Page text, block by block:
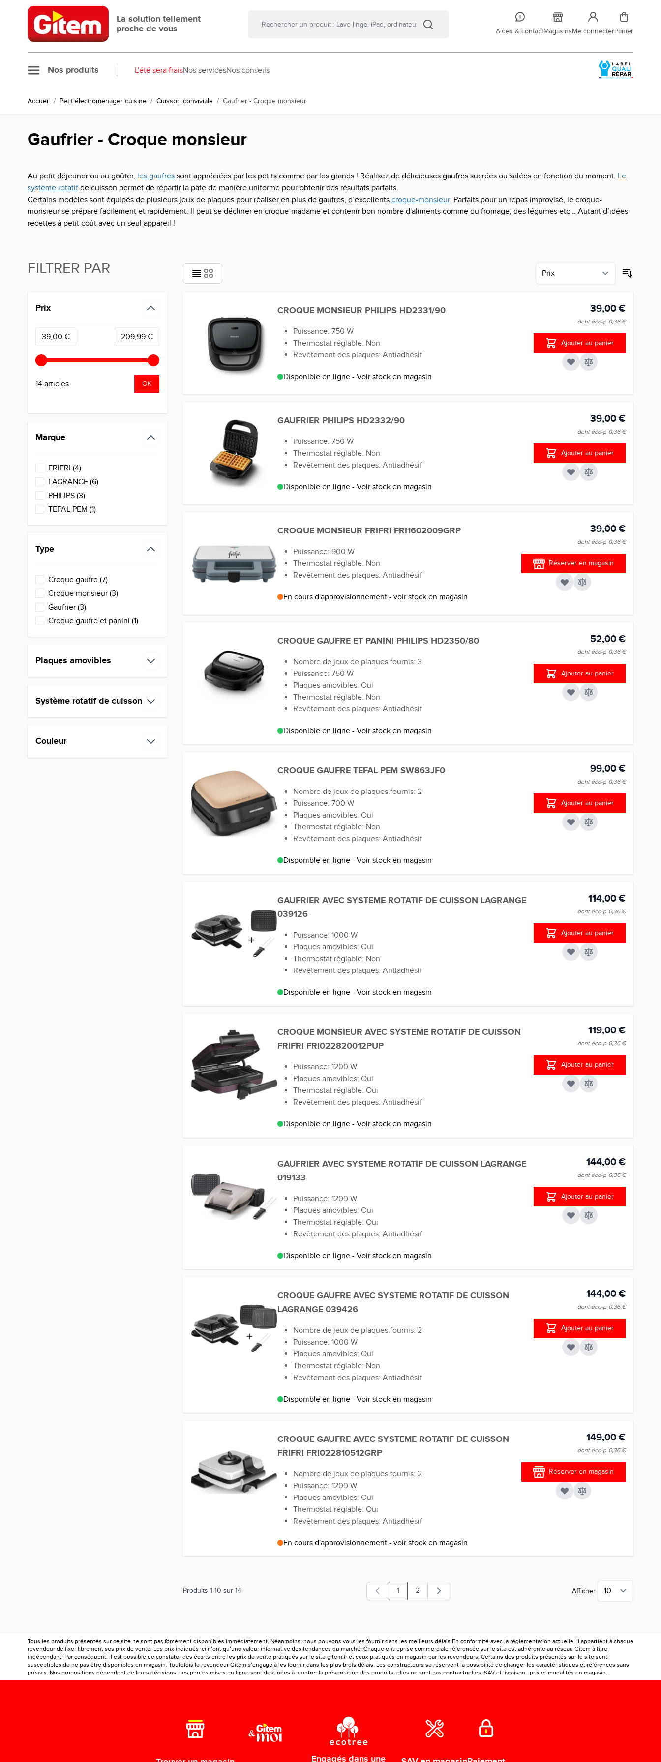
Allez au contenu
La solution tellement
proche de vous
Aides & contactMagasinsMe connecterPanier
Nos produits L'été sera fraisNos servicesNos conseils
Accueil / Petit électroménager cuisine / Cuisson conviviale / Gaufrier - Croque monsieur
Gaufrier - Croque monsieur
Au petit déjeuner ou au goûter, les gaufres sont appréciées par les petits comme par les grands ! Réalisez de délicieuses gaufres sucrées ou salées en fonction du moment. Le
système rotatifde cuisson permet de répartir la pâte de manière uniforme pour obtenir des résultats parfaits.
Certains modèles sont équipés de plusieurs jeux de plaques pour réaliser en plus de gaufres, d’excellents croque-monsieur. Parfaits pour un repas improvisé, le croque-
monsieur se prépare facilement et rapidement. Il peut se décliner en croque-madame et contenir bon nombre d'aliments comme du fromage, des légumes etc... Autant d’idées
recettes à petit coût avec un seul appareil !
FILTRER PAR
Prix
Minimum value
39,00 € Valeur maximale
209,99 €
14 articles OK
Marque
FRIFRI (4products available
)
LAGRANGE (6products available
)
PHILIPS (3products available
)
TEFAL PEM (1products available
)
Type
Croque gaufre (7products available
)
Croque monsieur (3products available
)
Gaufrier (3products available
)
Croque gaufre et panini (1products available
)
Plaques amovibles
Système rotatif de cuisson
Couleur
CROQUE MONSIEUR PHILIPS HD2331/90
Puissance: 750 W
Thermostat réglable: Non
Revêtement des plaques: Antiadhésif
Disponible en ligne - Voir stock en magasin
39,00 €
dont éco-p 0,36 €
Ajouter au panier
GAUFRIER PHILIPS HD2332/90
Puissance: 750 W
Thermostat réglable: Non
Revêtement des plaques: Antiadhésif
Disponible en ligne - Voir stock en magasin
39,00 €
dont éco-p 0,36 €
Ajouter au panier
CROQUE MONSIEUR FRIFRI FRI1602009GRP
Puissance: 900 W
Thermostat réglable: Non
Revêtement des plaques: Antiadhésif
En cours d'approvisionnement - voir stock en magasin
39,00 €
dont éco-p 0,36 €
Réserver en magasin
CROQUE GAUFRE ET PANINI PHILIPS HD2350/80
Nombre de jeux de plaques fournis: 3
Puissance: 750 W
Plaques amovibles: Oui
Thermostat réglable: Non
Revêtement des plaques: Antiadhésif
Disponible en ligne - Voir stock en magasin
52,00 €
dont éco-p 0,36 €
Ajouter au panier
CROQUE GAUFRE TEFAL PEM SW863JF0
Nombre de jeux de plaques fournis: 2
Puissance: 700 W
Plaques amovibles: Oui
Thermostat réglable: Non
Revêtement des plaques: Antiadhésif
Disponible en ligne - Voir stock en magasin
99,00 €
dont éco-p 0,36 €
Ajouter au panier
GAUFRIER AVEC SYSTEME ROTATIF DE CUISSON LAGRANGE
039126
Puissance: 1000 W
Plaques amovibles: Oui
Thermostat réglable: Non
Revêtement des plaques: Antiadhésif
Disponible en ligne - Voir stock en magasin
114,00 €
dont éco-p 0,36 €
Ajouter au panier
CROQUE MONSIEUR AVEC SYSTEME ROTATIF DE CUISSON
FRIFRI FRI022820012PUP
Puissance: 1200 W
Plaques amovibles: Oui
Thermostat réglable: Oui
Revêtement des plaques: Antiadhésif
Disponible en ligne - Voir stock en magasin
119,00 €
dont éco-p 0,36 €
Ajouter au panier
GAUFRIER AVEC SYSTEME ROTATIF DE CUISSON LAGRANGE
019133
Puissance: 1200 W
Plaques amovibles: Oui
Thermostat réglable: Oui
Revêtement des plaques: Antiadhésif
Disponible en ligne - Voir stock en magasin
144,00 €
dont éco-p 0,36 €
Ajouter au panier
CROQUE GAUFRE AVEC SYSTEME ROTATIF DE CUISSON
LAGRANGE 039426
Nombre de jeux de plaques fournis: 2
Puissance: 1000 W
Plaques amovibles: Oui
Thermostat réglable: Non
Revêtement des plaques: Antiadhésif
Disponible en ligne - Voir stock en magasin
144,00 €
dont éco-p 0,36 €
Ajouter au panier
CROQUE GAUFRE AVEC SYSTEME ROTATIF DE CUISSON
FRIFRI FRI022810512GRP
Nombre de jeux de plaques fournis: 2
Puissance: 1200 W
Plaques amovibles: Oui
Thermostat réglable: Oui
Revêtement des plaques: Antiadhésif
En cours d'approvisionnement - voir stock en magasin
149,00 €
dont éco-p 0,36 €
Réserver en magasin
Produits 1-10 sur 14 Vous lisez actuellement la page
1 Page
2 Afficher
Tous les produits présentés sur ce site ne sont pas forcément disponibles immédiatement. Néanmoins, nous pouvons vous les fournir dans les meilleurs délais En conformité avec la réglementation actuelle, il appartient à chaque
revendeur de fixer librement ses prix de vente. Les prix indiqués ici n’ont qu’une valeur informative des tendances du marché. Chaque entreprise commerciale référencée sur le site est adhérente au réseau Gitem à titre
indépendant. Par conséquent, il est possible de constater des écarts entre les prix de vente pratiqués sur le site gitem.fr et ceux pratiqués en magasin par les revendeurs. Certains des produits présentés sur le site sont
susceptibles de ne pas être disponibles en magasin. Toutefois le revendeur Gitem s’engage à les fournir dans les plus brefs délais. Les constructeurs se réservent la possibilité de changer les caractéristiques et références sans
préavis. Nos propositions dépendent de leurs décisions. Les photos mises en ligne sont destinées à montrer la présentation des produits, elles ne sont pas contractuelles. SAV et livraison : prix et modalités en magasin.
Engagés dans une